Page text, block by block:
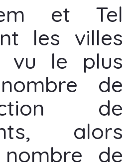
et Tel
les villes
vu le plus
de
de
alors
de